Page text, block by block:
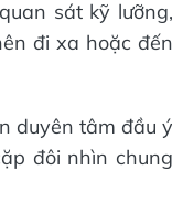
sát kỹ lưỡng,
đi xa hoặc đến
duyên tâm đầu ý
đôi nhìn chung